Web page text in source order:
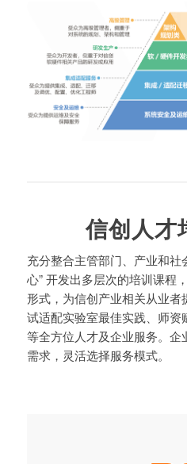
信创人才
充分整合主管部门、产业和社
心” 开发出多层次的培训课程
形式，为信创产业相关从业
试适配实验室最佳实践、师
等全方位人才及企业服务。
需求，灵活选择服务模式。